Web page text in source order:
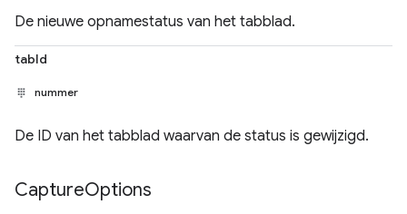
De nieuwe opnamestatus van het tabblad.
tabId
nummer
De ID van het tabblad waarvan de status is gewijzigd.
CaptureOptions